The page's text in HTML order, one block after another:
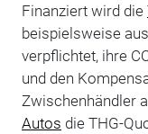
Finanziert wird die
beispielsweise
verpflichtet, ihre
und den
Zwischenhändler
Autos die THG-